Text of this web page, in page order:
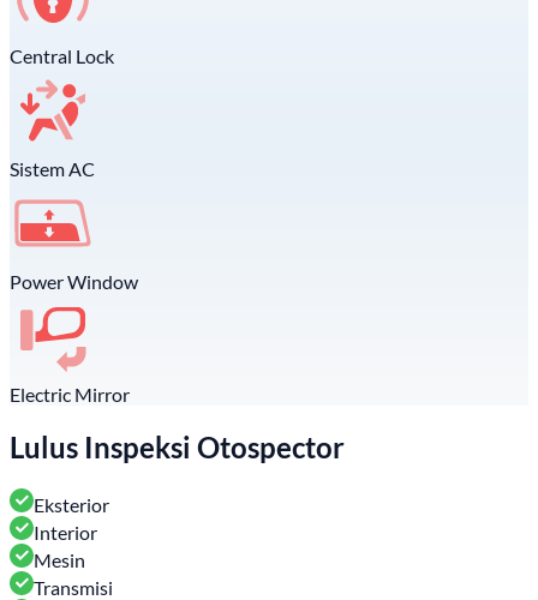
Central Lock
Sistem AC
Power Window
Electric Mirror
Lulus Inspeksi Otospector
Eksterior
Interior
Mesin
Transmisi